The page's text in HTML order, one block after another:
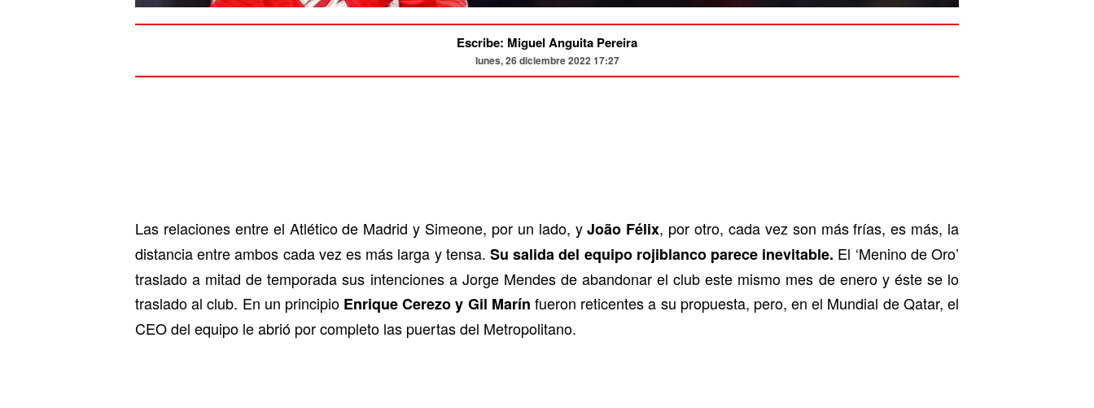
Escribe: Miguel Anguita Pereira
lunes, 26 diciembre 2022 17:27
Las relaciones entre el Atlético de Madrid y Simeone, por un lado, yJoão Félix, por otro, cada vez son más frías, es más, la
distancia entre ambos cada vez es más larga y tensa. Su salida del equipo rojiblanco parece inevitable. El ‘Menino de Oro’
traslado a mitad de temporada sus intenciones a Jorge Mendes de abandonar el club este mismo mes de enero y éste se lo
traslado al club. En un principio Enrique Cerezo y Gil Marín fueron reticentes a su propuesta, pero, en el Mundial de Qatar, el
CEO del equipo le abrió por completo las puertas del Metropolitano.